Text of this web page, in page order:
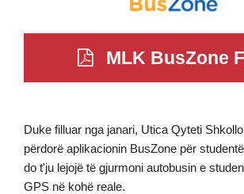
MLK BusZone
Duke filluar nga janari, Utica Qyteti
përdorë aplikacionin BusZone për
do t'ju lejojë të gjurmoni autobusin e
GPS në kohë reale.